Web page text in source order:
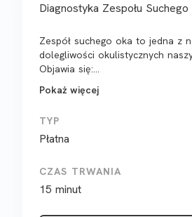
Diagnostyka Zespołu Suchego
Zespół suchego oka to jedna z
dolegliwości okulistycznych
Objawia się:...
Pokaż więcej
TYP
Płatna
CZAS TRWANIA
15 minut